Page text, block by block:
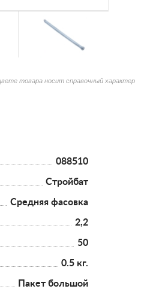
товара носит справочный характер
088510
Стройбат
Средняя фасовка
2,2
50
0.5 кг.
Пакет большой